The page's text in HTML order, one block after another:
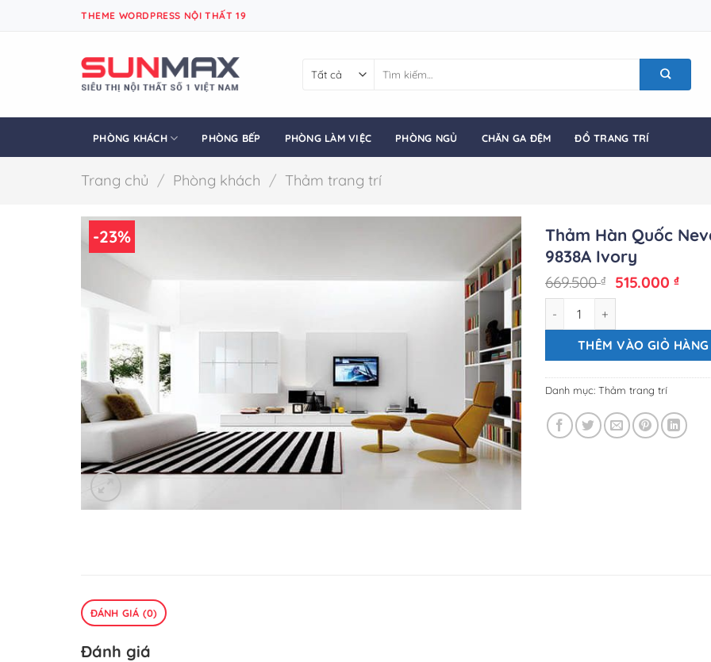
THEME WORDPRESS NỘI THẤT 19
kiếm:
PHÒNG KHÁCH PHÒNG BẾP PHÒNG LÀM VIỆC PHÒNG NGỦ CHĂN GA ĐỆM ĐỒ TRANG TRÍ
Trang chủ / Phòng khách / Thảm trang trí
-23%
Thảm Hàn Quốc
9838A Ivory
669.500₫ Giá
gốc
669.500 ₫.
515.000 ₫Giá
là:
Thảm Hàn Quốc Neva 9838A
THÊM VÀO GIỎ HÀNG
Danh mục: Thảm trang trí
ĐÁNH GIÁ (0)
Đánh giá